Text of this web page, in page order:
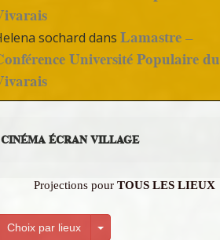
sochard dansLamastre –
Université Populaire du
CINÉMA ÉCRAN VILLAGE